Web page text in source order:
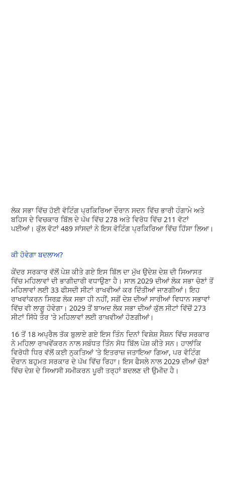
ਲੋਕ ਸਭਾ ਵਿੱਚ ਹੋਈ ਵੋਟਿੰਗ ਪ੍ਰਕਿਰਿਆ ਦੌਰਾਨ ਸਦਨ ਵਿੱਚ ਭਾਰੀ ਹੰਗਾਮੇ ਅਤੇ
ਬਹਿਸ ਦੇ ਵਿਚਕਾਰ ਬਿੱਲ ਦੇ ਪੱਖ ਵਿੱਚ 278 ਅਤੇ ਵਿਰੋਧ ਵਿੱਚ 211 ਵੋਟਾਂ
ਪਈਆਂ। ਕੁੱਲ ਵੋਟਾਂ 489 ਸਾਂਸਦਾਂ ਨੇ ਇਸ ਵੋਟਿੰਗ ਪ੍ਰਕਿਰਿਆ ਵਿੱਚ ਹਿੱਸਾ ਲਿਆ।
ਕੀ ਹੋਵੇਗਾ ਬਦਲਾਅ?
ਕੇਂਦਰ ਸਰਕਾਰ ਵੱਲੋਂ ਪੇਸ਼ ਕੀਤੇ ਗਏ ਇਸ ਬਿੱਲ ਦਾ ਮੁੱਖ ਉਦੇਸ਼ ਦੇਸ਼ ਦੀ ਸਿਆਸਤ
ਵਿੱਚ ਮਹਿਲਾਵਾਂ ਦੀ ਭਾਗੀਦਾਰੀ ਵਧਾਉਣਾ ਹੈ। ਸਾਲ 2029 ਦੀਆਂ ਲੋਕ ਸਭਾ ਚੋਣਾਂ ਤੋਂ
ਮਹਿਲਾਵਾਂ ਲਈ 33 ਫੀਸਦੀ ਸੀਟਾਂ ਰਾਖਵੀਆਂ ਕਰ ਦਿੱਤੀਆਂ ਜਾਣਗੀਆਂ। ਇਹ
ਰਾਖਵਾਂਕਰਨ ਸਿਰਫ਼ ਲੋਕ ਸਭਾ ਹੀ ਨਹੀਂ, ਸਗੋਂ ਦੇਸ਼ ਦੀਆਂ ਸਾਰੀਆਂ ਵਿਧਾਨ ਸਭਾਵਾਂ
ਵਿੱਚ ਵੀ ਲਾਗੂ ਹੋਵੇਗਾ। 2029 ਤੋਂ ਬਾਅਦ ਲੋਕ ਸਭਾ ਦੀਆਂ ਕੁੱਲ ਸੀਟਾਂ ਵਿੱਚੋਂ 273
ਸੀਟਾਂ ਸਿੱਧੇ ਤੌਰ 'ਤੇ ਮਹਿਲਾਵਾਂ ਲਈ ਰਾਖਵੀਆਂ ਹੋਣਗੀਆਂ।
16 ਤੋਂ 18 ਅਪ੍ਰੈਲ ਤੱਕ ਬੁਲਾਏ ਗਏ ਇਸ ਤਿੰਨ ਦਿਨਾਂ ਵਿਸ਼ੇਸ਼ ਸੈਸ਼ਨ ਵਿੱਚ ਸਰਕਾਰ
ਨੇ ਮਹਿਲਾ ਰਾਖਵੇਂਕਰਨ ਨਾਲ ਸਬੰਧਤ ਤਿੰਨ ਸੋਧ ਬਿੱਲ ਪੇਸ਼ ਕੀਤੇ ਸਨ। ਹਾਲਾਂਕਿ
ਵਿਰੋਧੀ ਧਿਰ ਵੱਲੋਂ ਕਈ ਨੁਕਤਿਆਂ 'ਤੇ ਇਤਰਾਜ਼ ਜਤਾਇਆ ਗਿਆ, ਪਰ ਵੋਟਿੰਗ
ਦੌਰਾਨ ਬਹੁਮਤ ਸਰਕਾਰ ਦੇ ਪੱਖ ਵਿੱਚ ਰਿਹਾ। ਇਸ ਫੈਸਲੇ ਨਾਲ 2029 ਦੀਆਂ ਚੋਣਾਂ
ਵਿੱਚ ਦੇਸ਼ ਦੇ ਸਿਆਸੀ ਸਮੀਕਰਨ ਪੂਰੀ ਤਰ੍ਹਾਂ ਬਦਲਣ ਦੀ ਉਮੀਦ ਹੈ।